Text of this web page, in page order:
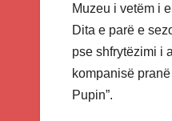
Muzeu i vetëm i
Dita e parë e
pse shfrytëzimi i
kompanisë
Pupin”.